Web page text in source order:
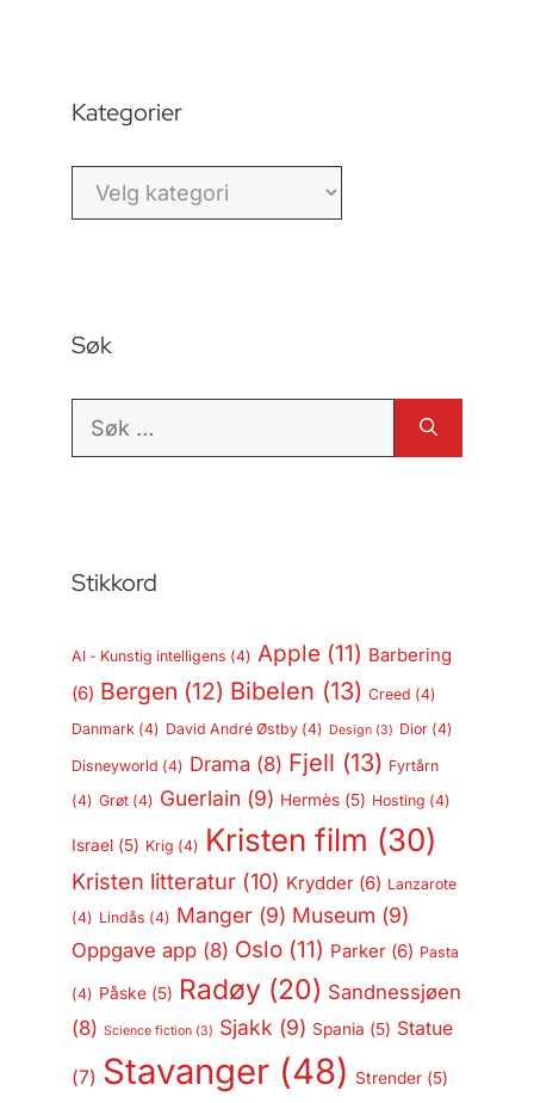
Kategorier
Kategorier
Søk
Søk
Stikkord
AI - Kunstig intelligens (4) Apple (11) Barbering
(6) Bergen (12) Bibelen (13) Creed (4)
Danmark (4) David André Østby(4) Design(3) Dior(4)
Disneyworld (4) Drama (8) Fjell (13) Fyrtårn
(4) Grøt(4) Guerlain (9) Hermès(5) Hosting (4)
Israel(5) Krig (4) Kristen film (30)
Kristen litteratur(10) Krydder(6) Lanzarote
(4) Lindås (4) Manger(9) Museum (9)
Oppgave app(8) Oslo(11) Parker(6) Pasta
(4) Påske(5) Radøy(20) Sandnessjøen
(8) Science fiction(3) Sjakk (9) Spania (5) Statue
(7) Stavanger(48) Strender(5)